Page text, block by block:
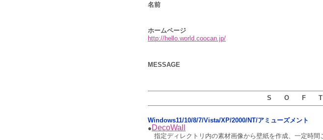
名前
ホームページ
http://hello.world.coocan.jp/
MESSAGE
S O F
Windows11/10/8/7/Vista/XP/2000/NT/アミューズメント
● DecoWall
指定ディレクトリ内の素材画像から壁紙を作成、一定時間